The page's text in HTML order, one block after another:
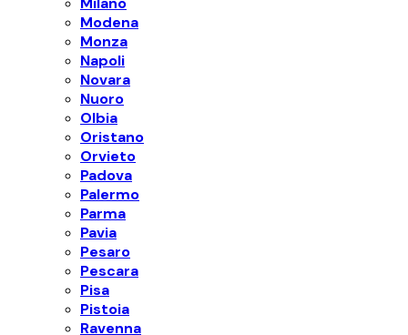
Modena
Monza
Napoli
Novara
Nuoro
Olbia
Oristano
Orvieto
Padova
Palermo
Parma
Pavia
Pesaro
Pescara
Pisa
Pistoia
Ravenna